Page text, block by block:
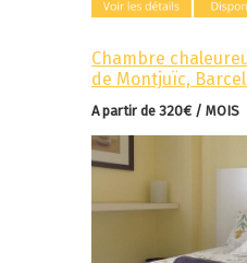
Chambre
de Montjuïc,
A partir de 320€ / MOIS